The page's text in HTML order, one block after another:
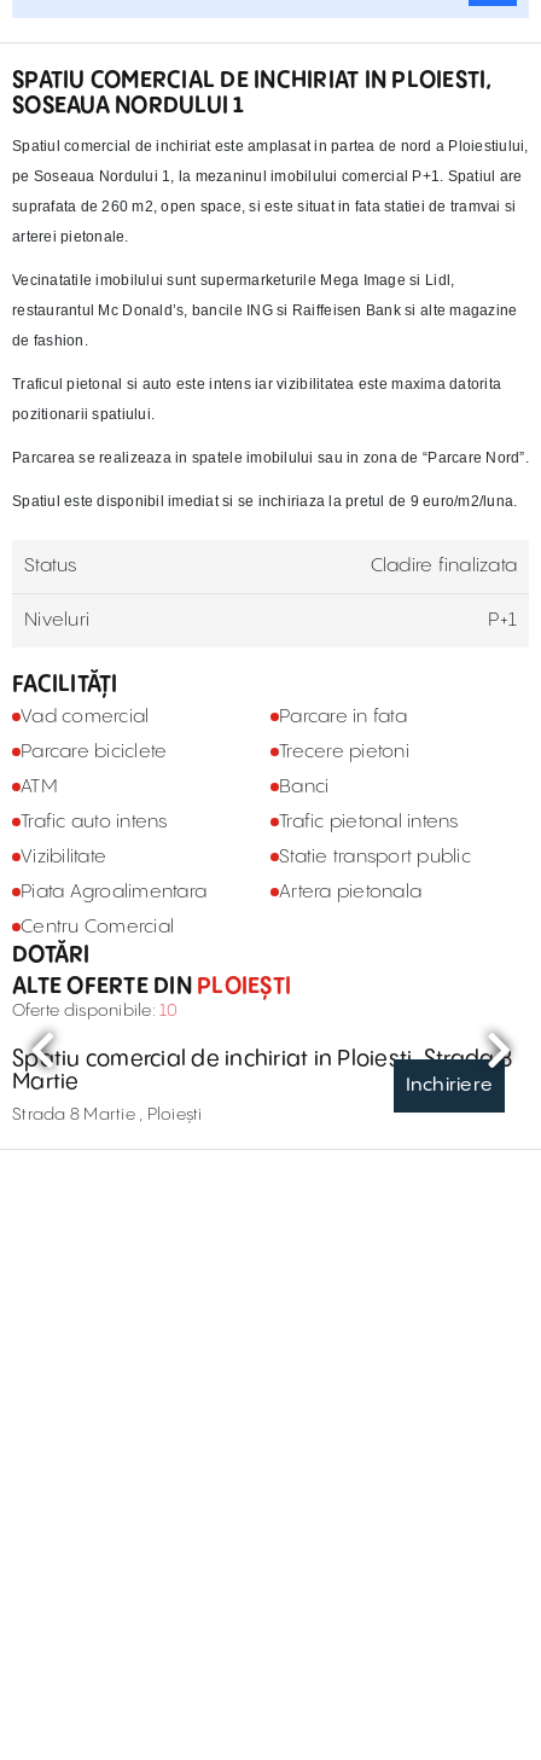
SPATIU COMERCIAL DE INCHIRIAT IN PLOIESTI,
SOSEAUA NORDULUI 1
Spatiul comercial de inchiriat este amplasat in partea de nord a Ploiestiului,
pe Soseaua Nordului 1, la mezaninul imobilului comercial P+1. Spatiul are
suprafata de 260 m2, open space, si este situat in fata statiei de tramvai si
arterei pietonale.
Vecinatatile imobilului sunt supermarketurile Mega Image si Lidl,
restaurantul Mc Donald’s, bancile ING si Raiffeisen Bank si alte magazine
de fashion.
Traficul pietonal si auto este intens iar vizibilitatea este maxima datorita
pozitionarii spatiului.
Parcarea se realizeaza in spatele imobilului sau in zona de “Parcare Nord”.
Spatiul este disponibil imediat si se inchiriaza la pretul de 9 euro/m2/luna.
Status Cladire finalizata
Niveluri P+1
FACILITĂȚI
Vad comercial
Parcare in fata
Parcare biciclete
Trecere pietoni
ATM
Banci
Trafic auto intens
Trafic pietonal intens
Vizibilitate
Statie transport public
Piata Agroalimentara
Artera pietonala
Centru Comercial
DOTĂRI
ALTE OFERTE DINPLOIEȘTI
Oferte disponibile: 10
Inchiriere
Spatiu comercial de inchiriat in Ploiesti, Strada 8
Martie
Strada 8 Martie , Ploiești